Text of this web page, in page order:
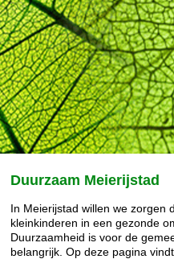
Duurzaam Meierijstad
In Meierijstad willen we zorgen
kleinkinderen in een gezonde
Duurzaamheid is voor de
belangrijk. Op deze pagina